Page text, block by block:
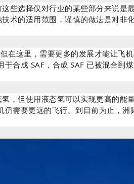
些选择仅对行业的某些部分来说
术的适用范围，谨慎的做法是对
里，需要更多的发展才能让飞
合成 SAF，合成 SAF 已被混合到
，但使用液态氢可以实现更高的
需要更远的飞行。到目前为止